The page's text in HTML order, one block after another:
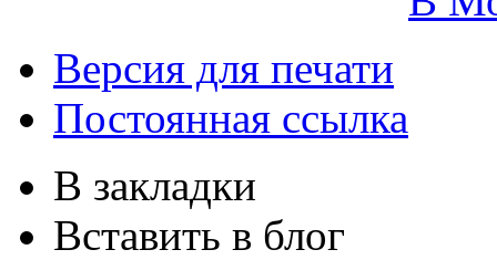
Версия для печати
Постоянная ссылка
В закладки
Вставить в блог